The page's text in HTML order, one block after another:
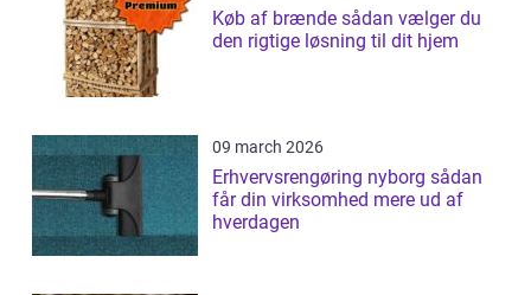
Køb af brænde sådan vælger du
den rigtige løsning til dit hjem
09 march 2026
Erhvervsrengøring nyborg sådan
får din virksomhed mere ud af
hverdagen